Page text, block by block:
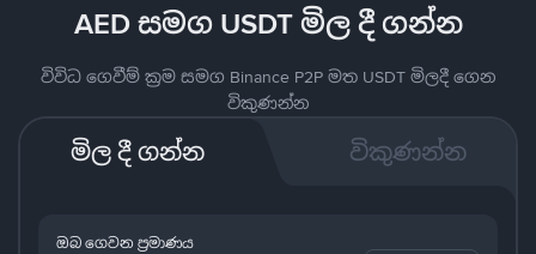
AED සමග USDT මිල දී ගන්න
විවිධ ගෙවීම් ක්‍රම සමග Binance P2P මත USDT මිලදී ගෙන
විකුණන්න
මිල දී ගන්න විකුණන්න
ඔබ ගෙවන ප්‍රමාණය